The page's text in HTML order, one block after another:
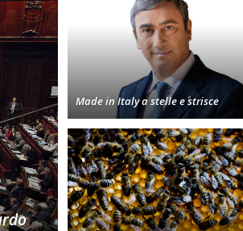
Made in Italy a stelle e strisce